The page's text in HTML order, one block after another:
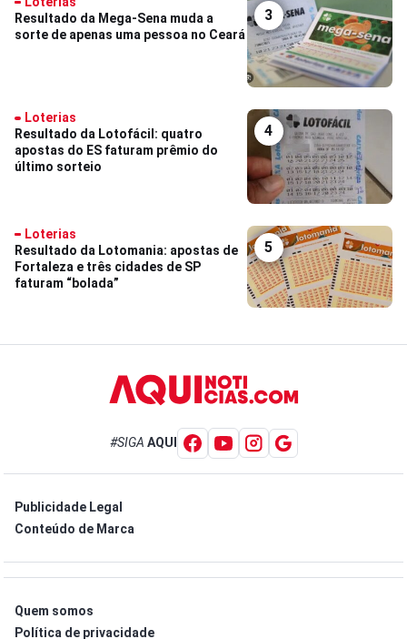
3
Resultado da Mega-Sena muda a
sorte de apenas uma pessoa no Ceará
4
Loterias
Resultado da Lotofácil: quatro
apostas do ES faturam prêmio do
último sorteio
5
Loterias
Resultado da Lotomania: apostas de
Fortaleza e três cidades de SP
faturam “bolada”
#SIGA AQUI
Publicidade Legal
Conteúdo de Marca
Quem somos
Política de privacidade